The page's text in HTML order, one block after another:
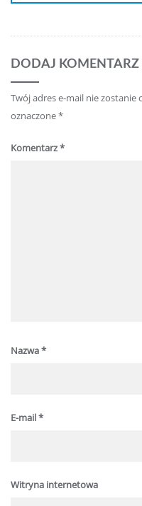
DODAJ KOMENTARZ
Twój adres e-mail nie zostanie
oznaczone*
Komentarz*
Nazwa*
E-mail*
Witryna internetowa